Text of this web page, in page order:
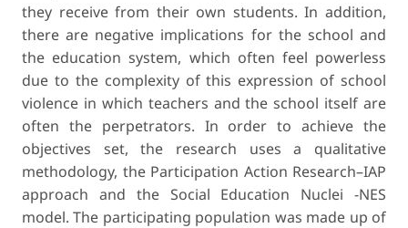
they receive from their own students. In addition,
there are negative implications for the school and
the education system, which often feel powerless
due to the complexity of this expression of school
violence in which teachers and the school itself are
often the perpetrators. In order to achieve the
objectives set, the research uses a qualitative
methodology, the Participation Action Research–IAP
approach and the Social Education Nuclei -NES
model. The participating population was made up of